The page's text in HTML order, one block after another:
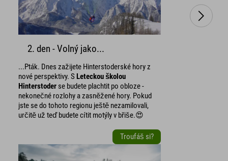
2. den - Volný jako...
...Pták. Dnes zažijete Hinterstoderské hory z
nové perspektivy. S Leteckou školou
Hinterstoder se budete plachtit po obloze -
nekonečné rozlohy a zasněžené hory. Pokud
jste se do tohoto regionu ještě nezamilovali,
určitě už teď budete cítit motýly v břiše.😍
Troufáš si?